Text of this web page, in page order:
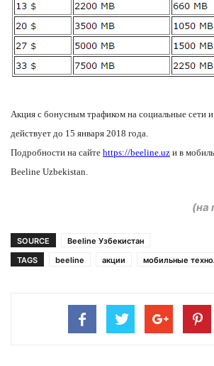
Акция с бонусным трафиком на социальные сети
действует до 15 января 2018 года.
Подробности на сайте https://beeline.uz и в
Beeline Uzbekistan.
(на
SOURCE
Beeline Узбекистан
TAGS
beeline акции мобильные